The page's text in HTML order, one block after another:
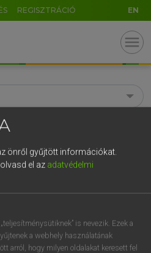
REGISZTRÁCIÓ EN
menu
önről gyűjtött információkat.
el az adatvédelmi
is nevezik. Ezek a
a webhely használatának
arról, hogy milyen oldalakat keresett fel
9 ö ü ó
i o p ő ú
ű
. - AltGr